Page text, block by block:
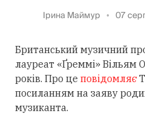
Ірина Маймур 07
Британський музичний
лауреат «Ґреммі» Вільям
років. Про це повідомляє
посиланням на заяву
музиканта.